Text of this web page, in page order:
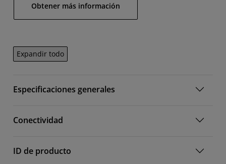
Obtener más información
Expandir todo
Especificaciones generales
Conectividad
ID de producto